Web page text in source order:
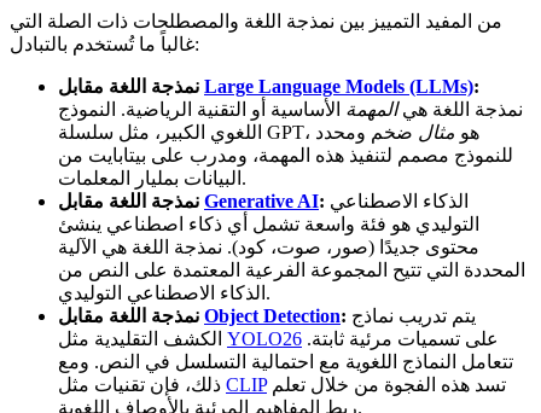
من المفيد التمييز بين نمذجة اللغة والمصطلحات ذات الصلة التي
غالباً ما تُستخدم بالتبادل:
Large Language Models (LLMs):
نمذجة اللغة هيالمهمة الأساسية أو التقنية الرياضية. النموذج
اللغوي الكبير، مثل سلسلة GPT، هو مثال ضخم ومحدد
للنموذج مصمم لتنفيذ هذه المهمة، ومدرب على بيتابايت من
البيانات بمليار المعلمات.
Generative AI:
التوليدي هو فئة واسعة تشمل أي ذكاء اصطناعي ينشئ
محتوى جديدًا (صور، صوت، كود). نمذجة اللغة هي الآلية
المحددة التي تتيح المجموعة الفرعية المعتمدة على النص من
الذكاء الاصطناعي التوليدي.
Object Detection:
YOLO26
تتعامل النماذج اللغوية مع احتمالية التسلسل في النص. ومع
CLIPتسد هذه الفجوة من خلال تعلم
ربط المفاهيم المرئية بالأوصاف اللغوية.